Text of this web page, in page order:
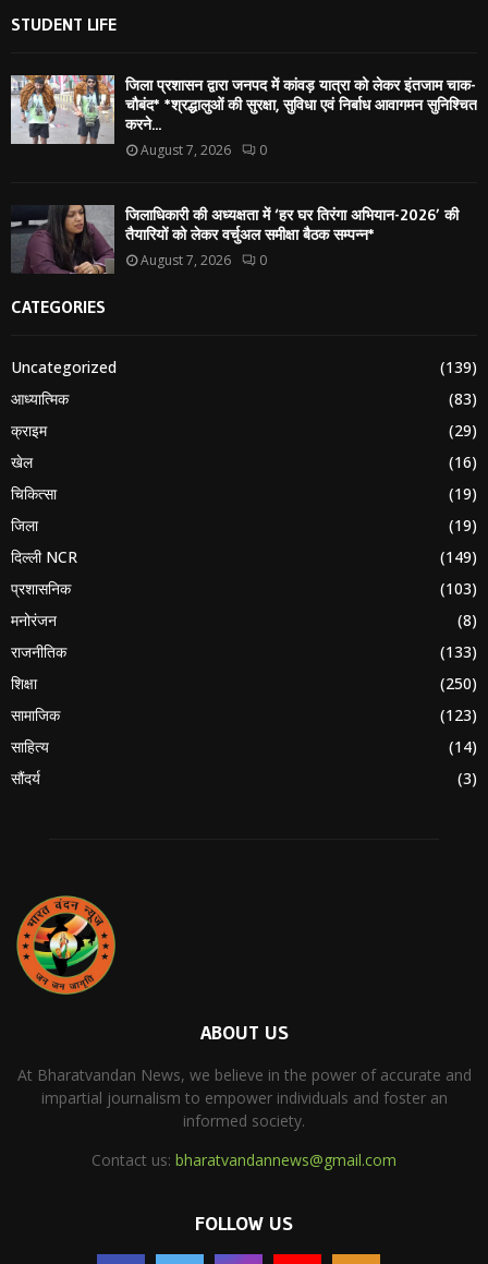
STUDENT LIFE
जिला प्रशासन द्वारा जनपद में कांवड़ यात्रा को लेकर इंतजाम चाक-
चौबंद* *श्रद्धालुओं की सुरक्षा, सुविधा एवं निर्बाध आवागमन सुनिश्चित
करने...
August 7, 2026 0
जिलाधिकारी की अध्यक्षता में ‘हर घर तिरंगा अभियान-2026’ की
तैयारियों को लेकर वर्चुअल समीक्षा बैठक सम्पन्न*
August 7, 2026 0
CATEGORIES
Uncategorized
(139)
आध्यात्मिक
(83)
क्राइम
(29)
खेल
(16)
चिकित्सा
(19)
जिला
(19)
दिल्ली NCR
(149)
प्रशासनिक
(103)
मनोरंजन
(8)
राजनीतिक
(133)
शिक्षा
(250)
सामाजिक
(123)
साहित्य
(14)
सौंदर्य
(3)
ABOUT US
At Bharatvandan News, we believe in the power of accurate and
impartial journalism to empower individuals and foster an
informed society.
Contact us: bharatvandannews@gmail.com
FOLLOW US